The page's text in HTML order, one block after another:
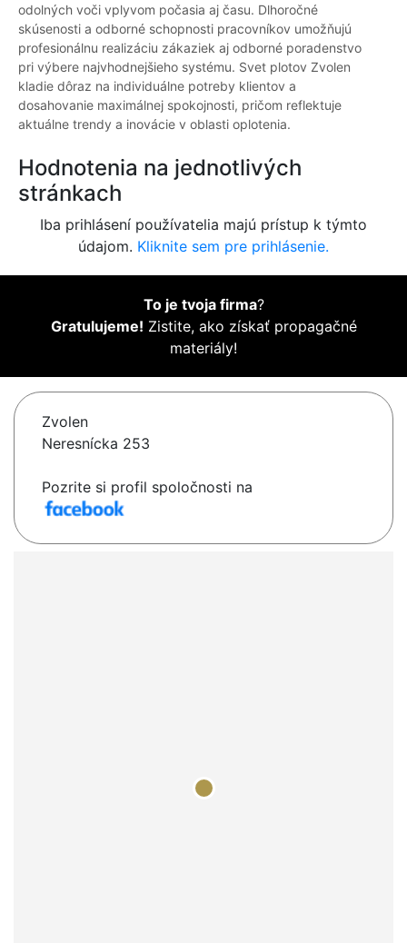
odolných voči vplyvom počasia aj času. Dlhoročné
skúsenosti a odborné schopnosti pracovníkov umožňujú
profesionálnu realizáciu zákaziek aj odborné poradenstvo
pri výbere najvhodnejšieho systému. Svet plotov Zvolen
kladie dôraz na individuálne potreby klientov a
dosahovanie maximálnej spokojnosti, pričom reflektuje
aktuálne trendy a inovácie v oblasti oplotenia.
Hodnotenia na jednotlivých
stránkach
Iba prihlásení používatelia majú prístup k týmto
údajom. Kliknite sem pre prihlásenie.
To je tvoja firma?
Gratulujeme! Zistite, ako získať propagačné
materiály!
Zvolen
Neresnícka 253
Pozrite si profil spoločnosti na